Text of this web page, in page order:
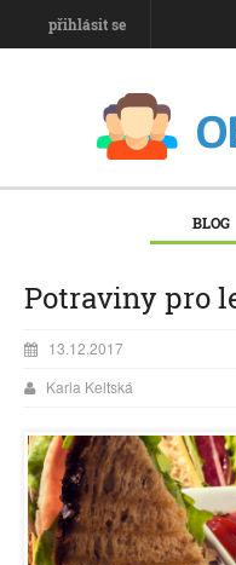
přihlásit se
BLOG
Potraviny pro
13.12.2017
Karla Keltská